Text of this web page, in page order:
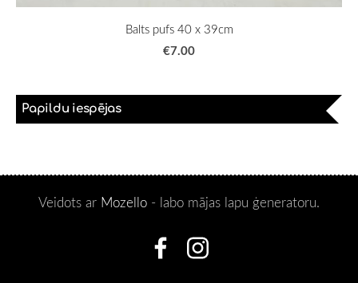
Papildu iespējas
Balts pufs 40 x 39cm
€7.00
Veidots ar Mozello - labo mājas lapu ģeneratoru.